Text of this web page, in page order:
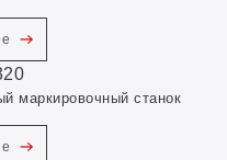
маркировочный станок